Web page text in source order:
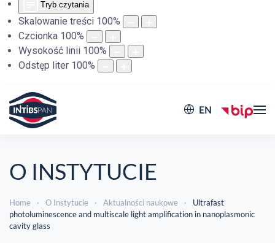
Tryb czytania
Skalowanie treści 100%
Czcionka 100%
Wysokość linii 100%
Odstęp liter 100%
EN
O INSTYTUCIE
Home O Instytucie Aktualności naukowe
Ultrafast
photoluminescence and multiscale light amplification in nanoplasmonic
cavity glass